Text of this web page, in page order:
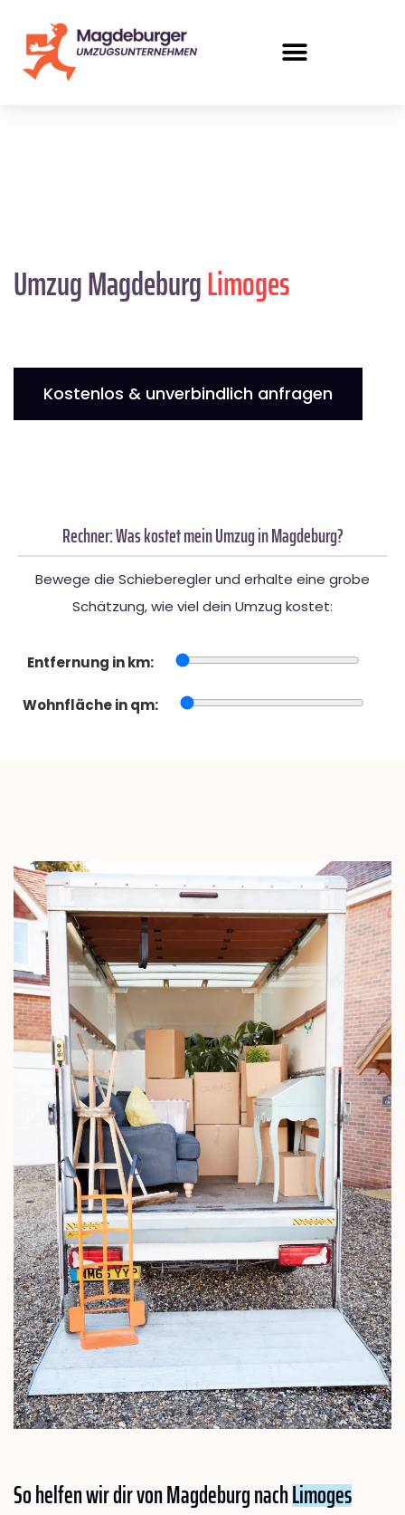
Umzug MagdeburgLimoges
Kostenlos & unverbindlich anfragen
Rechner: Was kostet mein Umzug in Magdeburg?
Bewege die Schieberegler und erhalte eine grobe
Schätzung, wie viel dein Umzug kostet:
Entfernung in km:
Wohnfläche in qm:
So helfen wir dir von Magdeburg nachLimoges